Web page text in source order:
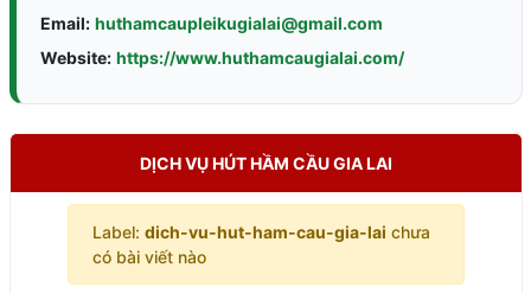
Email: huthamcaupleikugialai@gmail.com
Website: https://www.huthamcaugialai.com/
DỊCH VỤ HÚT HẦM CẦU GIA LAI
Label: dich-vu-hut-ham-cau-gia-lai chưa
có bài viết nào